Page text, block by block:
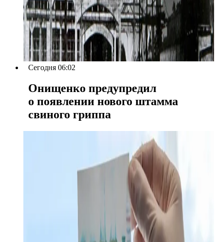
Сегодня 06:02
Онищенко предупредил
о появлении нового штамма
свиного гриппа